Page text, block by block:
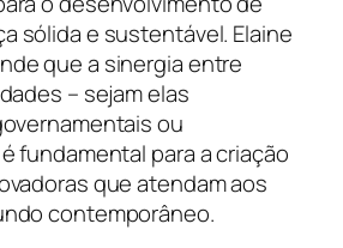
sólida e sustentável. Elaine
que a sinergia entre
– sejam elas
ou
fundamental para a criação
que atendam aos
contemporâneo.